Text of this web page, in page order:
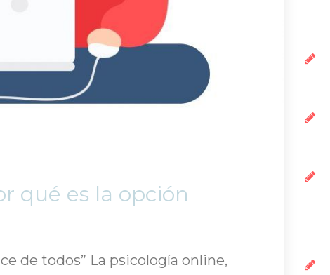
qué es la opción
de todos” La psicología online,